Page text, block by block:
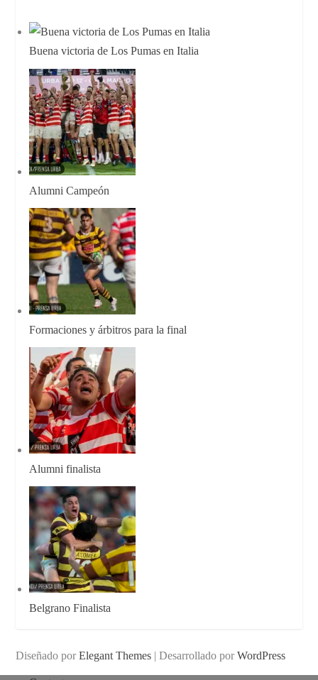
Buena victoria de Los Pumas en Italia
Alumni Campeón
Formaciones y árbitros para la final
Alumni finalista
Belgrano Finalista
Diseñado porElegant Themes | Desarrollado porWordPress